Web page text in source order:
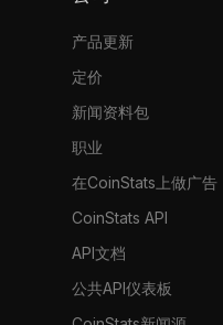
产品更新
定价
新闻资料包
职业
在CoinStats上做广告
CoinStats API
API文档
公共API仪表板